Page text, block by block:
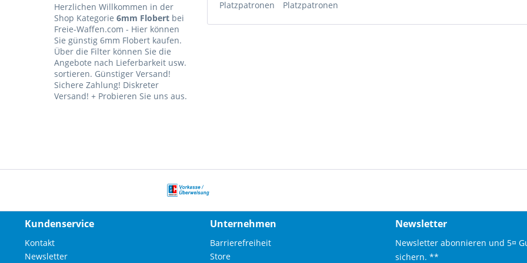
Herzlichen Willkommen in der
Shop Kategorie 6mm Flobert bei
Freie-Waffen.com - Hier können
Sie günstig 6mm Flobert kaufen.
Über die Filter können Sie die
Angebote nach Lieferbarkeit usw.
sortieren. Günstiger Versand!
Sichere Zahlung! Diskreter
Versand! + Probieren Sie uns aus.
Platzpatronen Platzpatronen
Kundenservice
Kontakt
Newsletter
Unternehmen
Barrierefreiheit
Store
Newsletter
Newsletter abonnieren und 5¤
sichern. **